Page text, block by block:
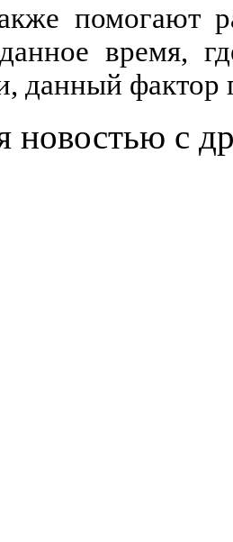
помогают
время,
данный фактор
новостью с